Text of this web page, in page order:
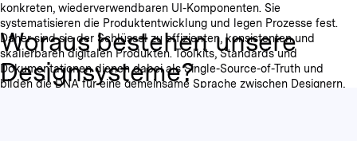
konkreten, wiederverwendbaren UI-Komponenten. Sie
systematisieren die Produktentwicklung und legen Prozesse fest.
Daher sind sie der Schlüssel zu effizienten, konsistenten und
skalierbaren digitalen Produkten. Toolkits, Standards und
Dokumentationen dienen dabei als Single-Source-of-Truth und
bilden die DNA für eine gemeinsame Sprache zwischen Designern,
Woraus bestehen unsere
Designsysteme?